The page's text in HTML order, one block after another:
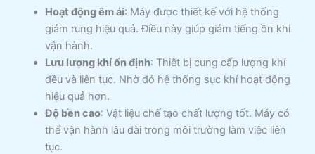
Hoạt động êm ái: Máy được thiết kế với hệ thống
giảm rung hiệu quả. Điều này giúp giảm tiếng ồn khi
vận hành.
Lưu lượng khí ổn định: Thiết bị cung cấp lượng khí
đều và liên tục. Nhờ đó hệ thống sục khí hoạt động
hiệu quả hơn.
Độ bền cao: Vật liệu chế tạo chất lượng tốt. Máy có
thể vận hành lâu dài trong môi trường làm việc liên
tục.